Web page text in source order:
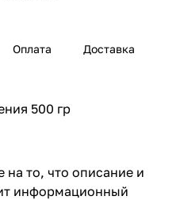
Оплата Доставка
500 гр
то, что описание и
информационный